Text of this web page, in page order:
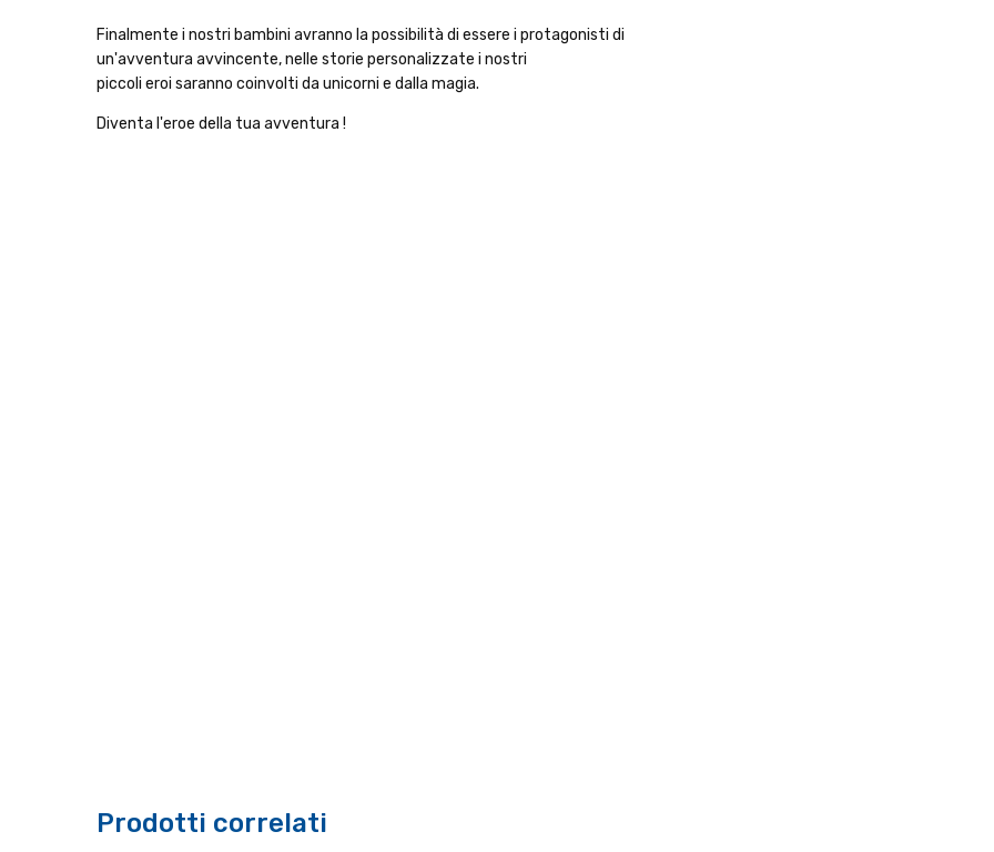
Finalmente i nostri bambini avranno la possibilità di essere i protagonisti di
un'avventura avvincente, nelle storie personalizzate i nostri
piccoli eroi saranno coinvolti da unicorni e dalla magia.
Diventa l'eroe della tua avventura !
Prodotti correlati